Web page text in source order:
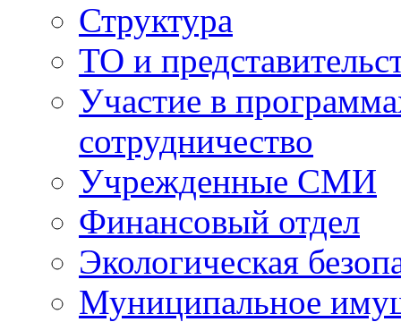
Структура
ТО и
Участие в
сотрудничество
Учрежденные СМИ
Финансовый отдел
Экологическая
Муниципальное